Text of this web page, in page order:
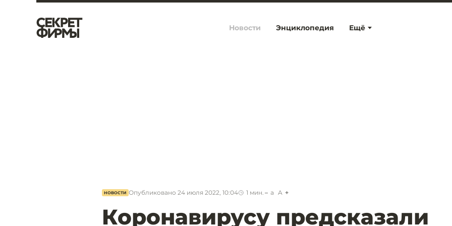
Ещё
Новости Энциклопедия
НОВОСТИ Опубликовано 24 июля 2022, 10:04 1 мин. a A
Коронавирусу предсказали